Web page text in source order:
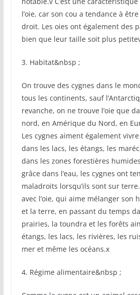
l’oie, car son cou a tendance à
droit. Les oies ont également des
bien que leur taille soit plus
3. Habitat&nbsp ;
On trouve des cygnes dans le
tous les continents, sauf
revanche, on ne trouve l’oie que
nord, en Amérique du Nord, en
Les cygnes aiment également
dans les lacs, les étangs, les
dans les zones forestières
grâce dans l’eau, les cygnes ont
maladroits lorsqu’ils sont sur
avec l’oie, qui aime mélanger son
et la terre, en passant du temps
prairies, la toundra et les forêts
étangs, les lacs, les rivières, les
mer et même les océans.x
4. Régime alimentaire&nbsp ;